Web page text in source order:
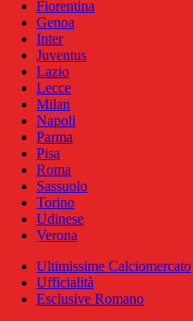
Fiorentina
Genoa
Inter
Juventus
Lazio
Lecce
Milan
Napoli
Parma
Pisa
Roma
Sassuolo
Torino
Udinese
Verona
Ultimissime Calciomercato
Ufficialità
Esclusive Romano